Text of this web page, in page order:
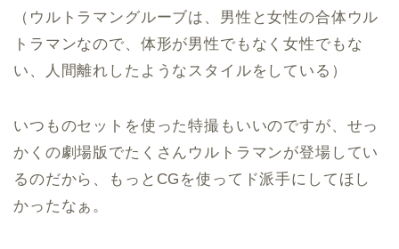
（ウルトラマングルーブは、男性と女性の合体ウル
トラマンなので、体形が男性でもなく女性でもな
い、人間離れしたようなスタイルをしている）
いつものセットを使った特撮もいいのですが、せっ
かくの劇場版でたくさんウルトラマンが登場してい
るのだから、もっとCGを使ってド派手にしてほし
かったなぁ。